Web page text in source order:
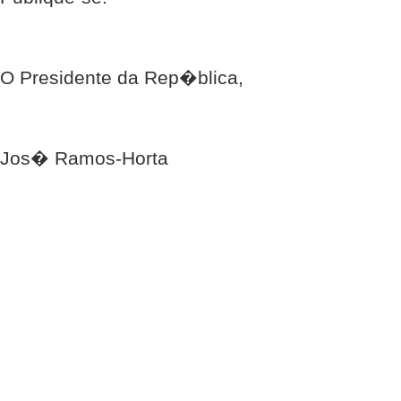
O Presidente da Rep�blica,
Jos� Ramos-Horta